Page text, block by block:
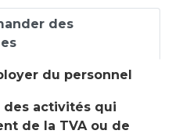
des
du personnel
des activités qui
de la TVA ou de